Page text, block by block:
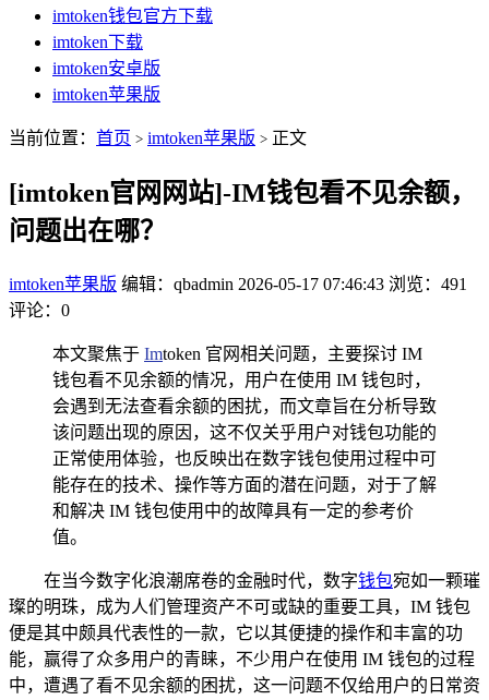
imtoken钱包官方下载
imtoken下载
imtoken安卓版
imtoken苹果版
当前位置： 首页 > imtoken苹果版 > 正文
[imtoken官网网站]-IM钱包看不见余额，
问题出在哪？
imtoken苹果版 编辑：qbadmin 2026-05-17 07:46:43 浏览：491
评论：0
本文聚焦于 Imtoken 官网相关问题，主要探讨 IM
钱包看不见余额的情况，用户在使用 IM 钱包时，
会遇到无法查看余额的困扰，而文章旨在分析导致
该问题出现的原因，这不仅关乎用户对钱包功能的
正常使用体验，也反映出在数字钱包使用过程中可
能存在的技术、操作等方面的潜在问题，对于了解
和解决 IM 钱包使用中的故障具有一定的参考价
值。
在当今数字化浪潮席卷的金融时代，数字钱包宛如一颗璀
璨的明珠，成为人们管理资产不可或缺的重要工具，IM 钱包
便是其中颇具代表性的一款，它以其便捷的操作和丰富的功
能，赢得了众多用户的青睐，不少用户在使用 IM 钱包的过程
中，遭遇了看不见余额的困扰，这一问题不仅给用户的日常资